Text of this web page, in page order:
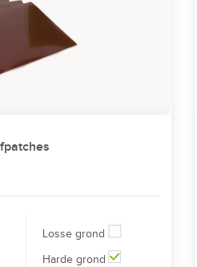
Losse grond
Harde grond